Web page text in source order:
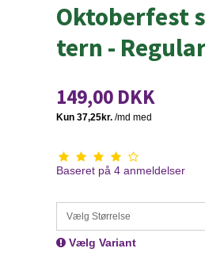
Oktoberfest
tern -
149,00 DKK
Baseret på 4 anmeldelser
Vælg Størrelse
Vælg Variant